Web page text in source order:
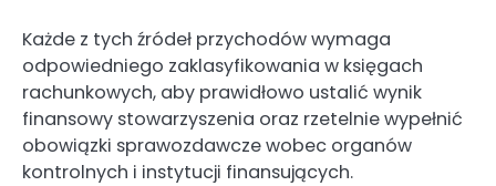
Każde z tych źródeł przychodów wymaga
odpowiedniego zaklasyfikowania w księgach
rachunkowych, aby prawidłowo ustalić wynik
finansowy stowarzyszenia oraz rzetelnie wypełnić
obowiązki sprawozdawcze wobec organów
kontrolnych i instytucji finansujących.